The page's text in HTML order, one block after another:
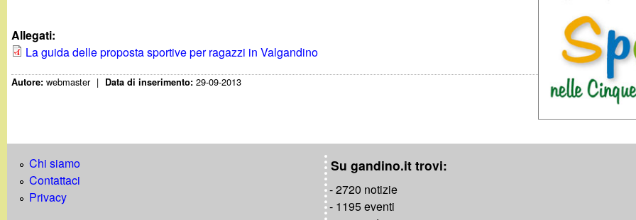
d
i
n
Allegati:
La guida delle proposta sportive per ragazzi in Valgandino
Autore:webmaster | Data di inserimento:29-09-2013
Chi siamo
Contattaci
Privacy
Su gandino.it trovi:
- 2720 notizie
- 1195 eventi